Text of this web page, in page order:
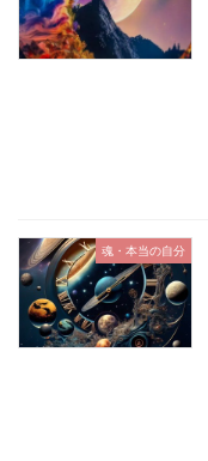
魂・本当の自分